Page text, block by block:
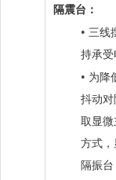
隔震台：
• 三线
持承
• 为降
抖动
取显微
方式
隔振